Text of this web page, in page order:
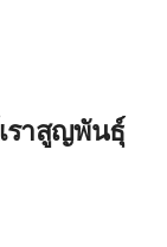
ราสูญพันธุ์